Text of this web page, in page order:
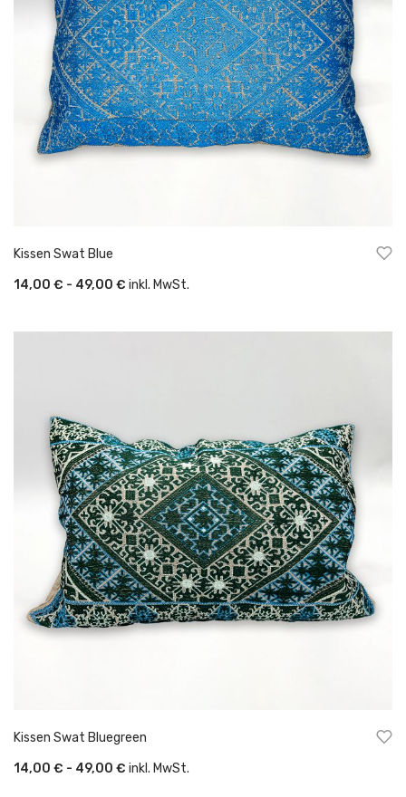
Kissen Swat Blue
14,00 € - 49,00 € inkl. MwSt.
Kissen Swat Bluegreen
14,00 € - 49,00 € inkl. MwSt.